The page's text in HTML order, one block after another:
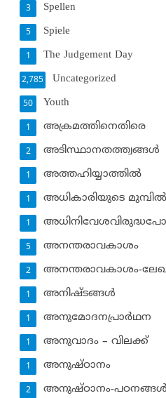
Spellen
3
Spiele
5
The Judgement Day
1
Uncategorized
2,785
Youth
50
അക്രമത്തിനെതിരെ
1
അടിസ്ഥാനതത്ത്വങ്ങള്‍
2
അത്തഹിയ്യാത്തില്‍
1
അധികാരിയുടെ മുമ്പില്‍
1
1
അനന്തരാവകാശം
5
അനന്തരാവകാശം-
2
അനിഷ്ടങ്ങള്‍
1
അനുമോദനപ്രാര്‍ഥന
1
അനുവാദം – വിലക്ക്‌
1
അനുഷ്ഠാനം
1
അനുഷ്ഠാനം-പഠനങ്ങള്‍
2